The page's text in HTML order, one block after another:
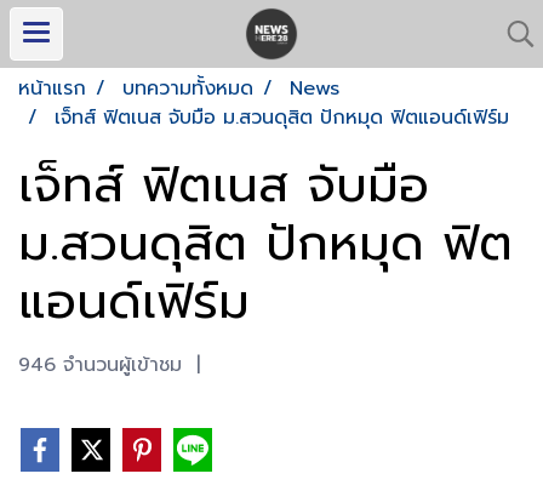
หน้าแรก บทความทั้งหมด
News
เจ็ทส์ ฟิตเนส จับมือ ม.สวนดุสิต ปักหมุด ฟิตแอนด์เฟิร์ม
เจ็ทส์ ฟิตเนส จับมือ
ม.สวนดุสิต ปักหมุด ฟิต
แอนด์เฟิร์ม
946 จำนวนผู้เข้าชม |